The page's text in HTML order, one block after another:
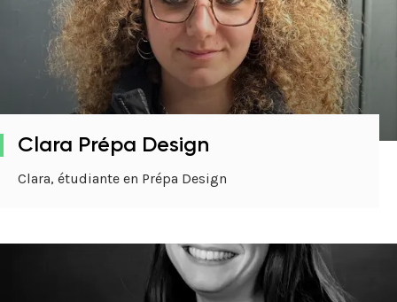
Clara Prépa Design
Clara, étudiante en Prépa Design